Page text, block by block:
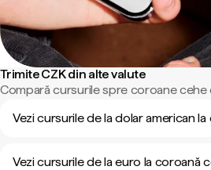
Trimite CZK din alte valute
Compară cursurile spre coroane cehe
Vezi cursurile de la dolar american
Vezi cursurile de la euro la coroană